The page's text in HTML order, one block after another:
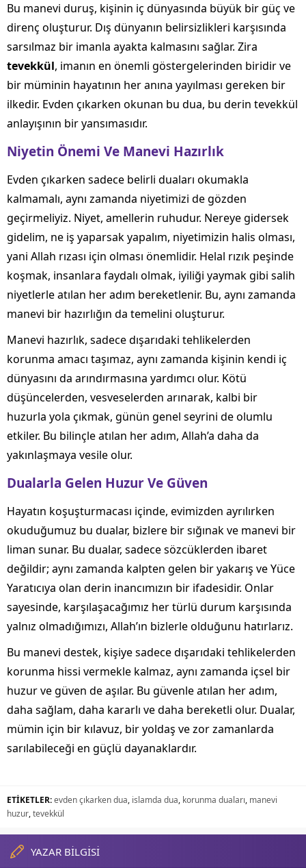
Bu manevi duruş, kişinin iç dünyasında büyük bir güç ve
direnç oluşturur. Dış dünyanın belirsizlikleri karşısında
sarsılmaz bir imanla ayakta kalmasını sağlar. Zira
tevekkül, imanın en önemli göstergelerinden biridir ve
bir müminin hayatının her anına yayılması gereken bir
ilkedir. Evden çıkarken okunan bu dua, bu derin tevekkül
anlayışının bir yansımasıdır.
Niyetin Önemi Ve Manevi Hazırlık
Evden çıkarken sadece belirli duaları okumakla
kalmamalı, aynı zamanda niyetimizi de gözden
geçirmeliyiz. Niyet, amellerin ruhudur. Nereye gidersek
gidelim, ne iş yaparsak yapalım, niyetimizin halis olması,
yani Allah rızası için olması önemlidir. Helal rızık peşinde
koşmak, insanlara faydalı olmak, iyiliği yaymak gibi salih
niyetlerle atılan her adım bereketlenir. Bu, aynı zamanda
manevi bir hazırlığın da temelini oluşturur.
Manevi hazırlık, sadece dışarıdaki tehlikelerden
korunma amacı taşımaz, aynı zamanda kişinin kendi iç
dünyasını da arındırmasına yardımcı olur. Kötü
düşüncelerden, vesveselerden arınarak, kalbi bir
huzurla yola çıkmak, günün genel seyrini de olumlu
etkiler. Bu bilinçle atılan her adım, Allah’a daha da
yakınlaşmaya vesile olur.
Dualarla Gelen Huzur Ve Güven
Hayatın koşuşturmacası içinde, evimizden ayrılırken
okuduğumuz bu dualar, bizlere bir sığınak ve manevi bir
liman sunar. Bu dualar, sadece sözcüklerden ibaret
değildir; aynı zamanda kalpten gelen bir yakarış ve Yüce
Yaratıcıya olan derin inancımızın bir ifadesidir. Onlar
sayesinde, karşılaşacağımız her türlü durum karşısında
yalnız olmadığımızı, Allah’ın bizlerle olduğunu hatırlarız.
Bu manevi destek, kişiye sadece dışarıdaki tehlikelerden
korunma hissi vermekle kalmaz, aynı zamanda içsel bir
huzur ve güven de aşılar. Bu güvenle atılan her adım,
daha sağlam, daha kararlı ve daha bereketli olur. Dualar,
mümin için bir kılavuz, bir yoldaş ve zor zamanlarda
sarılabileceği en güçlü dayanaklardır.
ETİKETLER:evden çıkarken dua, islamda dua, korunma duaları, manevi
huzur,tevekkül
YAZAR BİLGİSİ